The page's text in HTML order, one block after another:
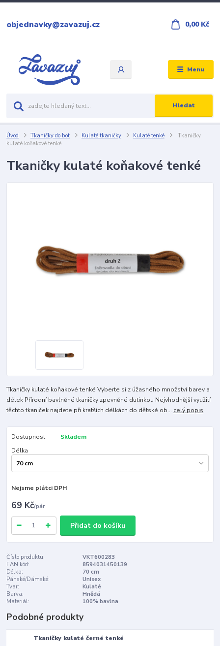
Menu
Hledat
objednavky@zavazuj.cz 0,00 Kč
Úvod Tkaničky do bot Kulaté tkaničky Kulaté tenké
Tkaničky
kulaté koňakové tenké
Tkaničky kulaté koňakové tenké
Tkaničky kulaté koňakové tenké Vyberte si z úžasného množství barev a
délek Přírodní bavlněné tkaničky zpevněné dutinkou Nejvhodnější využití
těchto tkaniček najdete při kratších délkách do dětské ob... celý popis
Dostupnost
Skladem
Délka
Nejsme plátci DPH
69 Kč/pár
Přidat do košíku
Číslo produktu:
VKT600283
EAN kód:
8594031450139
Délka:
70 cm
Pánské/Dámské:
Unisex
Tvar:
Kulaté
Barva:
Hnědá
Materiál:
100% bavlna
Podobné produkty
Tkaničky kulaté černé tenké